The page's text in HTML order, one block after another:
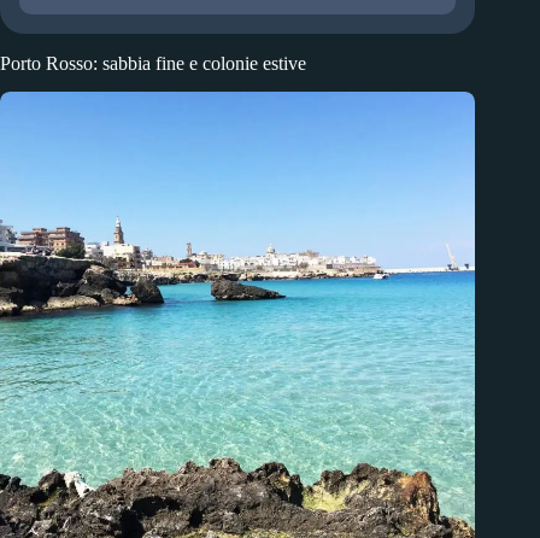
Porto Rosso: sabbia fine e colonie estive